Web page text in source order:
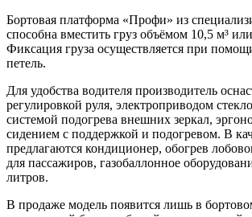
Бортовая платформа «Профи» из
способна вместить груз объёмом 10,5 м³
Фиксация груза осуществляется при
петель.
Для удобства водителя производитель
регулировкой руля, электроприводом
системой подогрева внешних зеркал,
сидением с поддержкой и подогревом. В
предлагаются кондиционер, обогрев
для пассажиров, газобаллонное
литров.
В продаже модель появится лишь в